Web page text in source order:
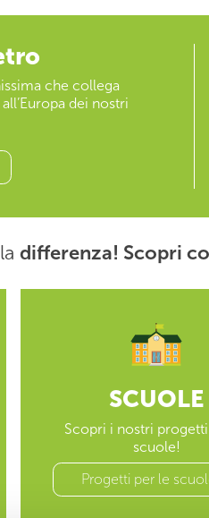
che collega
dei nostri
differenza! Scopri
SCUOLE
Scopri i nostri
scuole!
Progetti per le